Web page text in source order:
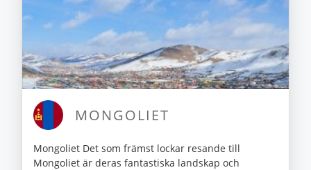
MONGOLIET
Mongoliet Det som främst lockar resande till
Mongoliet är deras fantastiska landskap och